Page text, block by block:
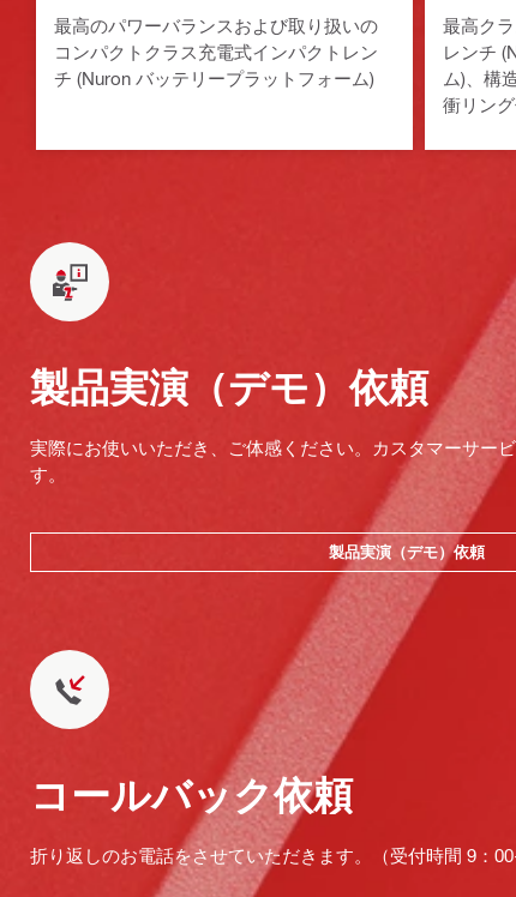
最高のパワーバランスおよび取り扱いの
コンパクトクラス充電式インパクトレン
チ (Nuron バッテリープラットフォーム)
最高ク
レンチ
ム)、構
衝リン
製品実演（デモ）依頼
実際にお使いいただき、ご体感ください。カスタマーサー
す。
製品実演（デモ）依頼
コールバック依頼
折り返しのお電話をさせていただきます。（受付時間 9：